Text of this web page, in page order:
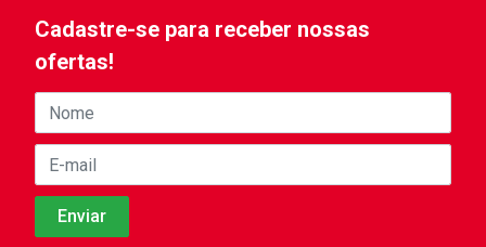
Cadastre-se para receber nossas
ofertas!